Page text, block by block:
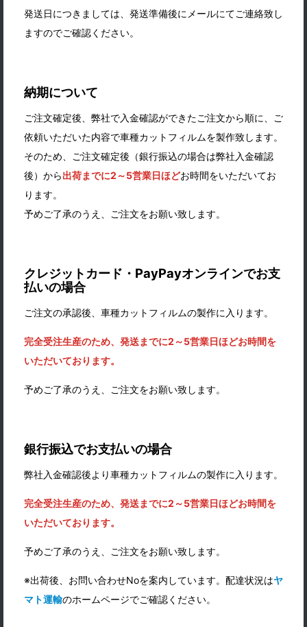
発送日につきましては、発送準備後にメールにてご連絡致し
ますのでご確認ください。
納期について
ご注文確定後、弊社で入金確認ができたご注文から順に、ご
依頼いただいた内容で車種カットフィルムを製作致します。
そのため、ご注文確定後（銀行振込の場合は弊社入金確認
後）から出荷までに2～5営業日ほどお時間をいただいてお
ります。
予めご了承のうえ、ご注文をお願い致します。
クレジットカード・PayPayオンラインでお支
払いの場合
ご注文の承認後、車種カットフィルムの製作に入ります。
完全受注生産のため、発送までに2～5営業日ほどお時間を
いただいております。
予めご了承のうえ、ご注文をお願い致します。
銀行振込でお支払いの場合
弊社入金確認後より車種カットフィルムの製作に入ります。
完全受注生産のため、発送までに2～5営業日ほどお時間を
いただいております。
予めご了承のうえ、ご注文をお願い致します。
※出荷後、お問い合わせNoを案内しています。配達状況はヤ
マト運輸のホームページでご確認ください。